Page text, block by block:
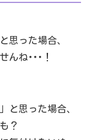
思った場合、
んね･･･！
」と思った場合、
？